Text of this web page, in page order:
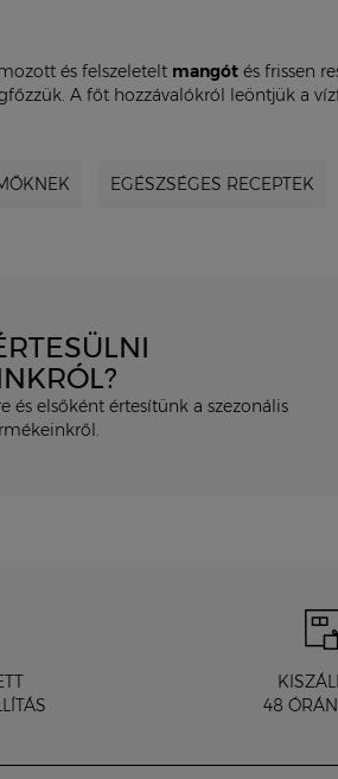
és felszeletelt mangót és frissen
A főt hozzávalókról leöntjük a
EGÉSZSÉGES RECEPTEK
és elsőként értesítünk a szezonális
48